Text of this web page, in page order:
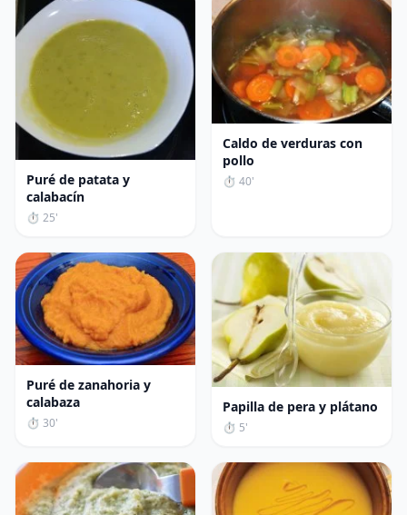
Puré de patata y
calabacín
⏱ 25'
Caldo de verduras con
pollo
⏱ 40'
Puré de zanahoria y
calabaza
⏱ 30'
Papilla de pera y plátano
⏱ 5'